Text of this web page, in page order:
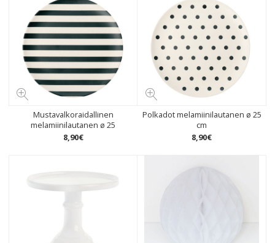
Mustavalkoraidallinen
melamiinilautanen ø 25
8,90€
Polkadot melamiinilautanen ø 25
cm
8,90€